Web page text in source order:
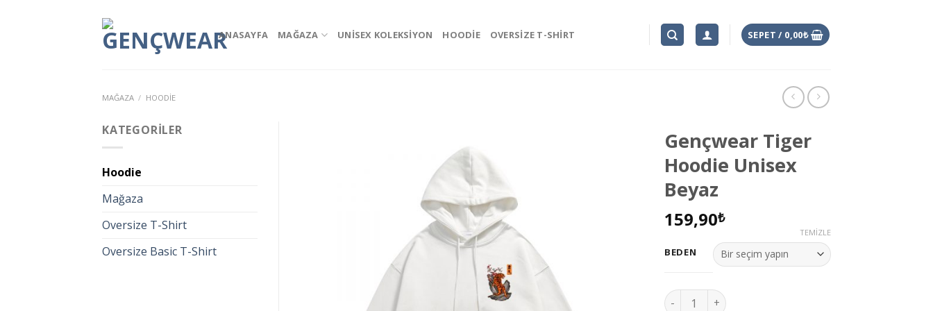
ANASAYFA MAĞAZA UNISEX KOLEKSIYON HOODIE OVERSIZE T-SHIRT SEPET / 0,00₺
MAĞAZA / HOODIE
Gençwear Tiger
Hoodie Unisex
Beyaz
159,90₺
BEDEN
TEMIZLE
Gençwear Tiger Hoodie Unisex Beyaz adet
KATEGORILER
Hoodie
Mağaza
Oversize T-Shirt
Oversize Basic T-Shirt